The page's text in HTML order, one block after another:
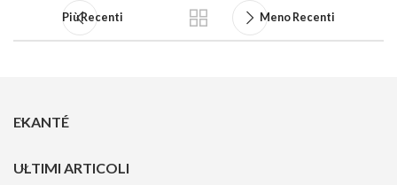
Più Recenti Meno Recenti
EKANTÉ
ULTIMI ARTICOLI